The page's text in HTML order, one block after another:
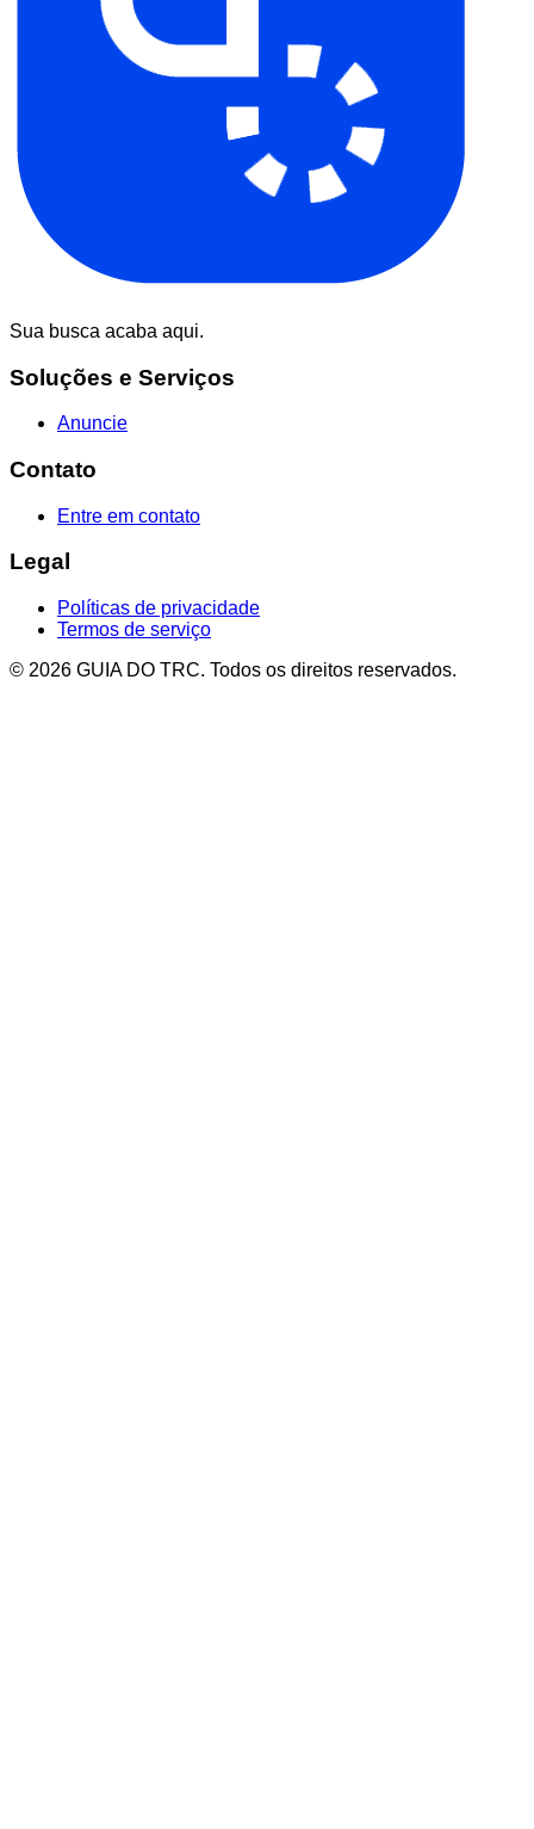
Sua busca acaba aqui.
Soluções e Serviços
Anuncie
Contato
Entre em contato
Legal
Políticas de privacidade
Termos de serviço
© 2026 GUIA DO TRC. Todos os direitos reservados.